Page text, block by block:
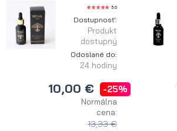
5.0
Dostupnosť:
Produkt
dostupný
Odoslané do:
24 hodiny
10,00 € -25%
Normálna
cena:
13,33 €